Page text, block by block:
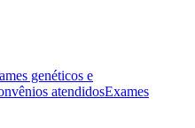
genéticos e
atendidosExames